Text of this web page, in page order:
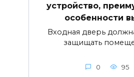
устройство,
особенности
Входная дверь
защищать
0 95